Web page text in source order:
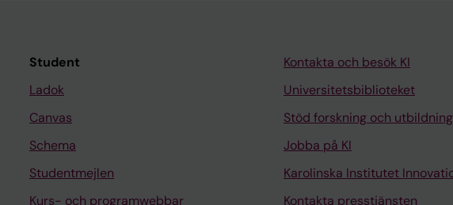
Student
Ladok
Canvas
Schema
Studentmejlen
Kurs- och programwebbar
Kontakta och besök KI
Universitetsbiblioteket
Stöd forskning och utbildning
Jobba på KI
Karolinska Institutet
Kontakta presstjänsten